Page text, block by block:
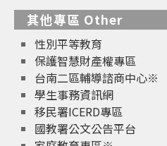
其他專區 Other
性別平等教育
保護智慧財產權專區
台南二區輔導諮商中心※
學生事務資訊網
移民署ICERD專區
國教署公文公告平台